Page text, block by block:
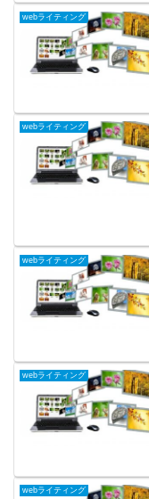
webライティング
webライティング
webライティング
webライティング
webライティング